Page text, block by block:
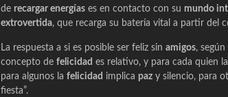
de recargar energías es en contacto con su mundo
extrovertida, que recarga su batería vital a partir del
La respuesta a si es posible ser feliz sin amigos, según
concepto de felicidad es relativo, y para cada quien
para algunos la felicidad implica paz y silencio, para
fiesta”.